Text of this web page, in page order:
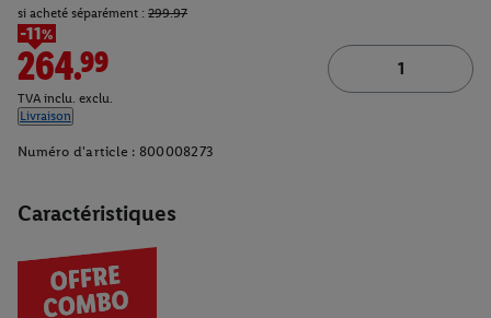
Caractéristiques
si acheté séparément : 299.97
-11%
264.99
TVA inclu. exclu.
Livraison
Numéro d'article : 800008273